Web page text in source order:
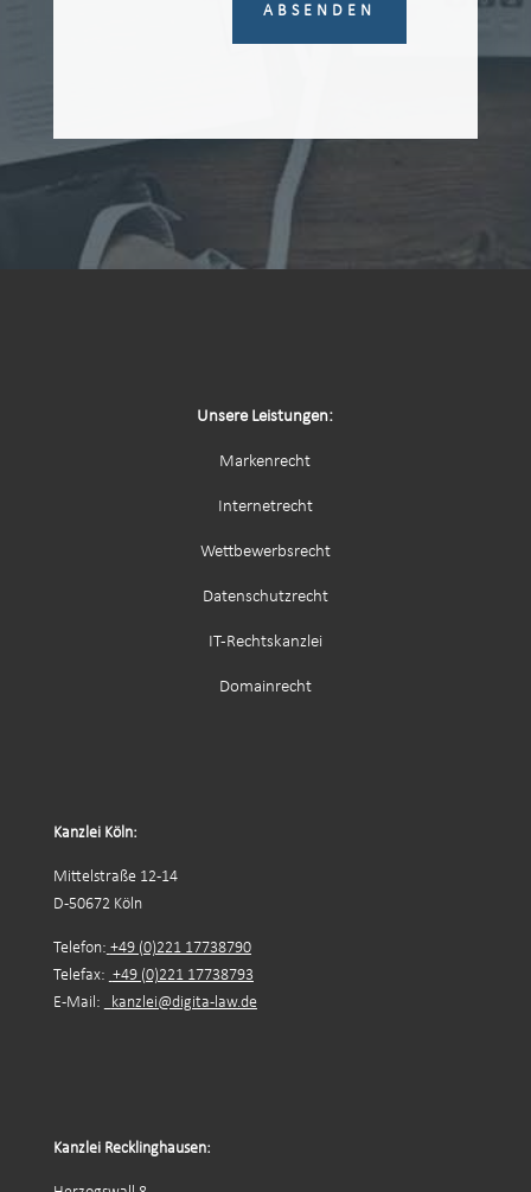
ABSENDEN
Unsere Leistungen:
Markenrecht
Internetrecht
Wettbewerbsrecht
Datenschutzrecht
IT-Rechtskanzlei
Domainrecht
Kanzlei Köln:
Mittelstraße 12-14
D-50672 Köln
Telefon: +49 (0)221 17738790
Telefax: +49 (0)221 17738793
E-Mail:
kanzlei@digita-law.de
Kanzlei Recklinghausen: